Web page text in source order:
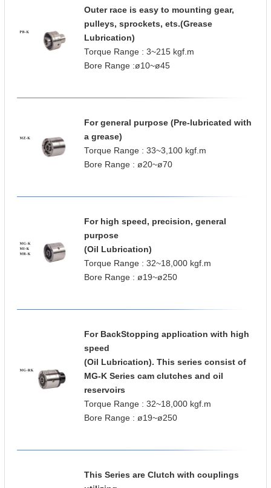
Outer race is easy to mounting gear,
pulleys, sprockets, ets.(Grease
Lubrication)
Torque Range : 3~215 kgf.m
Bore Range :ø10~ø45
For general purpose (Pre-lubricated with
a grease)
Torque Range : 33~3,100 kgf.m
Bore Range : ø20~ø70
For high speed, precision, general
purpose
(Oil Lubrication)
Torque Range : 32~18,000 kgf.m
Bore Range : ø19~ø250
For BackStopping application with high
speed
(Oil Lubrication). This series consist of
MG-K Series cam clutches and oil
reservoirs
Torque Range : 32~18,000 kgf.m
Bore Range : ø19~ø250
This Series are Clutch with couplings